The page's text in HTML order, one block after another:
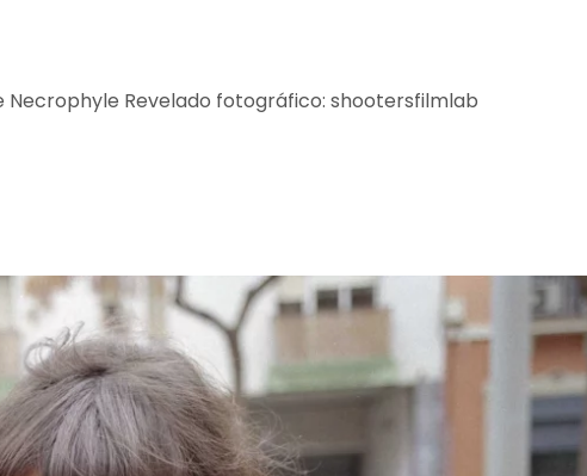
Necrophyle Revelado fotográfico: shootersfilmlab